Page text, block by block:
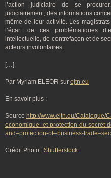
l’action judiciaire de se
judiciairement, des informations
même de leur activité. Les
l’écart de ces problématiques
intellectuelle, de contrefaçon et de
acteurs involontaires.
[…]
Par Myriam ELEOR sur ejtn.eu
En savoir plus :
Source http://www.ejtn.eu/Catalogue/
economique–et-protection-du-secret-
and–protection-of–business-
Crédit Photo : Shutterstock